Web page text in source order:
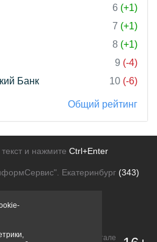
6 (+1)
7 (+1)
8 (+1)
9 (-4)
Банк
10 (-6)
Общий рейтинг
и нажмите Ctrl+Enter
Екатеринбург (343)
рекламодателей
размещенная на портале